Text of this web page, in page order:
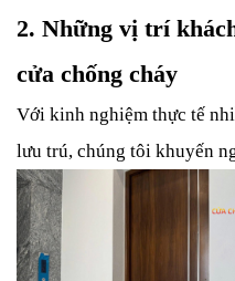
2. Những vị trí
cửa chống cháy
Với kinh nghiệm thực tế
lưu trú, chúng tôi khuyến